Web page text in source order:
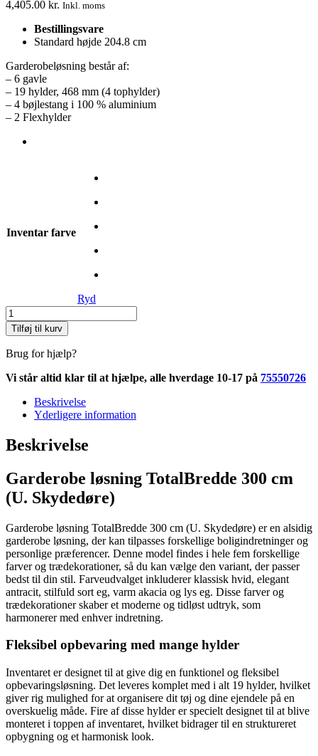
4,405.00 kr. Inkl. moms
Bestillingsvare
Standard højde 204.8 cm
Garderobeløsning består af:
– 6 gavle
– 19 hylder, 468 mm (4 tophylder)
– 4 bøjlestang i 100 % aluminium
– 2 Flexhylder
Inventar farve
Ryd
Garderobe
løsning
TotalBredde
300
(U.
antal
Tilføj til kurv
Brug for hjælp?
Vi står altid klar til at hjælpe, alle hverdage 10-17 på 75550726
Beskrivelse
Yderligere information
Beskrivelse
Garderobe løsning TotalBredde 300 cm
(U. Skydedøre)
Garderobe løsning TotalBredde 300 cm (U. Skydedøre) er en alsidig
garderobe løsning, der kan tilpasses forskellige boligindretninger og
personlige præferencer. Denne model findes i hele fem forskellige
farver og trædekorationer, så du kan vælge den variant, der passer
bedst til din stil. Farveudvalget inkluderer klassisk hvid, elegant
antracit, stilfuld sort eg, varm akacia og lys eg. Disse farver og
trædekorationer skaber et moderne og tidløst udtryk, som
harmonerer med enhver indretning.
Fleksibel opbevaring med mange hylder
Inventaret er designet til at give dig en funktionel og fleksibel
opbevaringsløsning. Det leveres komplet med i alt 19 hylder, hvilket
giver rig mulighed for at organisere dit tøj og dine ejendele på en
overskuelig måde. Fire af disse hylder er specielt designet til at blive
monteret i toppen af inventaret, hvilket bidrager til en struktureret
opbygning og et harmonisk look.